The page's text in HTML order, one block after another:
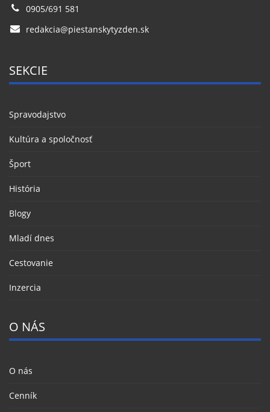
0905/691 581
redakcia@piestanskytyzden.sk
SEKCIE
Spravodajstvo
Kultúra a spoločnosť
Šport
História
Blogy
Mladí dnes
Cestovanie
Inzercia
O NÁS
O nás
Cenník